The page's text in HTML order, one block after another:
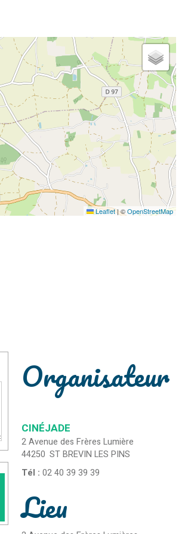
Leaflet|©OpenStreetMap
Organisateur
CINÉJADE
2 Avenue des Frères Lumière
44250 ST BREVIN LES PINS
Tél :02 40 39 39 39
Lieu